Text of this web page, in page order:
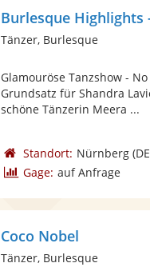
Burlesque Highlights
Tänzer, Burlesque
Glamouröse Tanzshow -
Grundsatz für Shandra
schöne Tänzerin Meera ...
Standort: Nürnberg
Gage: auf Anfrage
Coco Nobel
Tänzer, Burlesque